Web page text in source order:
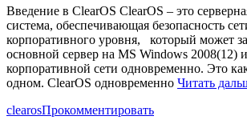
Введение в ClearOS ClearOS – это
система, обеспечивающая безопасность
корпоративного уровня, который может
основной сервер на MS Windows 2008(12)
корпоративной сети одновременно. Это
одном. ClearOS одновременно Читать
clearosПрокомментировать